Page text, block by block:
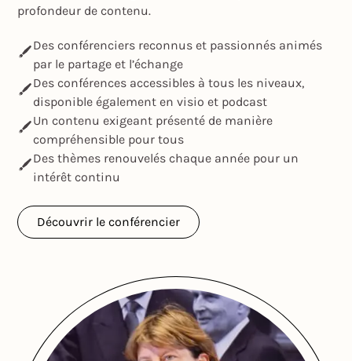
profondeur de contenu.
Des conférenciers reconnus et passionnés animés
par le partage et l’échange
Des conférences accessibles à tous les niveaux,
disponible également en visio et podcast
Un contenu exigeant présenté de manière
compréhensible pour tous
Des thèmes renouvelés chaque année pour un
intérêt continu
Découvrir le conférencier